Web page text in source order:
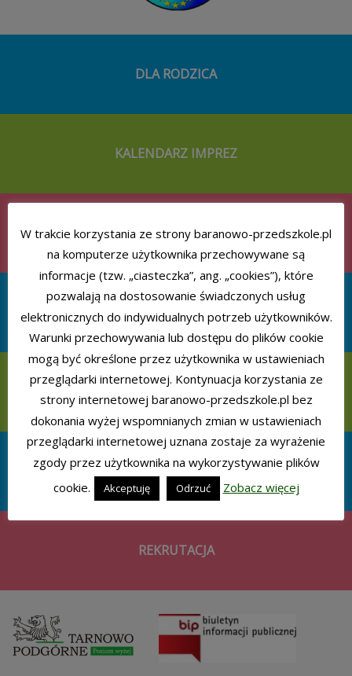
DLA RODZICA
KALENDARZ IMPREZ
REALIZOWANE PROGRAMY
AKCJE CHARYTATYWNE
POMOC PSYCHOLOGICZNO-PEDAGOGICZNA
JADŁOSPIS
REKRUTACJA
W trakcie korzystania ze strony baranowo-przedszkole.pl
na komputerze użytkownika przechowywane są
informacje (tzw. „ciasteczka”, ang. „cookies”), które
pozwalają na dostosowanie świadczonych usług
elektronicznych do indywidualnych potrzeb użytkowników.
Warunki przechowywania lub dostępu do plików cookie
mogą być określone przez użytkownika w ustawieniach
przeglądarki internetowej. Kontynuacja korzystania ze
strony internetowej baranowo-przedszkole.pl bez
dokonania wyżej wspomnianych zmian w ustawieniach
przeglądarki internetowej uznana zostaje za wyrażenie
zgody przez użytkownika na wykorzystywanie plików
cookie.
Akceptuję Odrzuć Zobacz więcej